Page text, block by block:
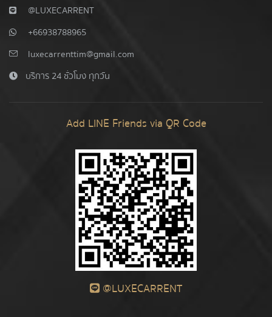
@LUXECARRENT
+66938788965
luxecarrenttim@gmail.com
บริการ 24 ชั่วโมง ทุกวัน
Add LINE Friends via QR Code
@LUXECARRENT